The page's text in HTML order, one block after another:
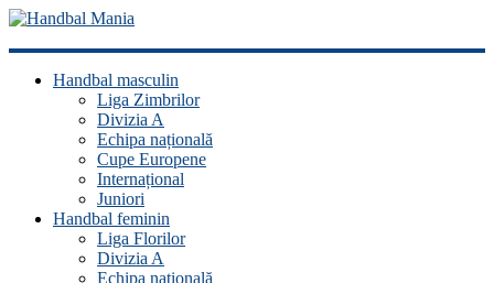
Handbal
ManiaHandbal masculin
Liga Zimbrilor
Divizia A
Echipa națională
Cupe Europene
Internațional
Juniori
Handbal feminin
Liga Florilor
Divizia A
Echipa națională